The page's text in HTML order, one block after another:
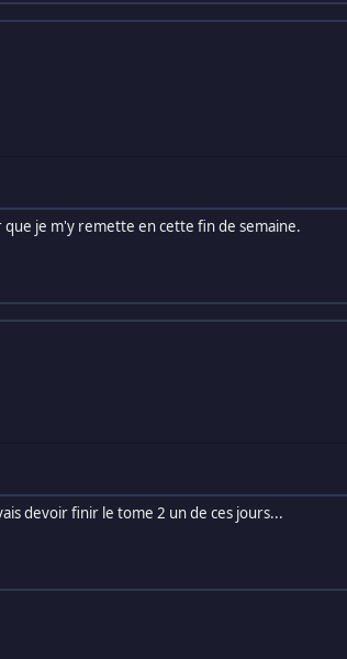
que je m'y remette en cette fin de semaine.
devoir finir le tome 2 un de ces jours...